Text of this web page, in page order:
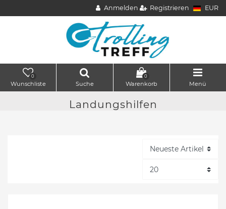
Anmelden Registrieren EUR
0
Wunschliste Suche
0
Warenkorb Menü
Landungshilfen